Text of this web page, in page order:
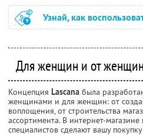
Узнай, как
Для женщин и от
Концепция Lascana была
женщинами и для женщин: от
воплощения, от строительства
ассортимента. В интернет-
специалистов сделают вашу